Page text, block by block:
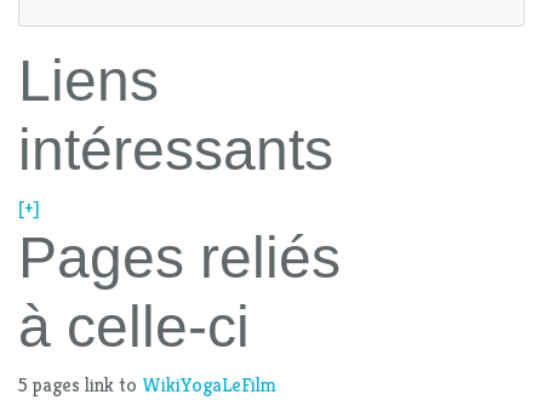
Liens
intéressants
[+]
Pages reliés
à celle-ci
5 pages link to WikiYogaLeFilm